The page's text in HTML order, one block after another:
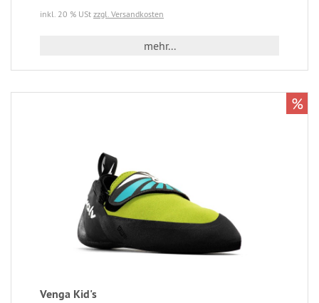
inkl. 20 % USt zzgl. Versandkosten
mehr...
Venga Kid's
%